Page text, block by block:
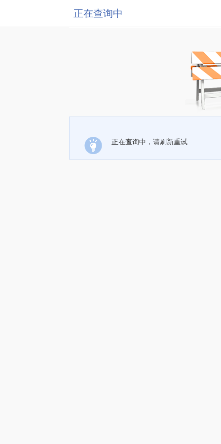
正在查询中
正在查询中，请刷新重试